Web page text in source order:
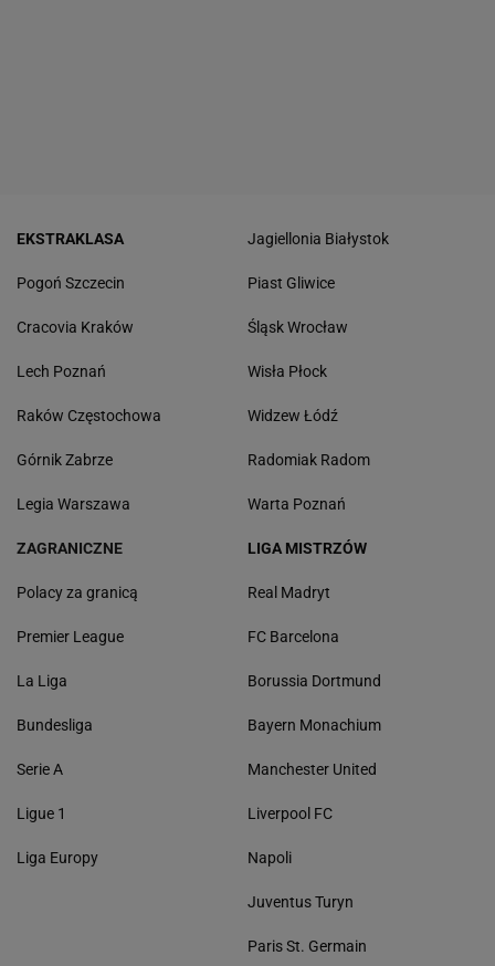
EKSTRAKLASA
Pogoń Szczecin
Cracovia Kraków
Lech Poznań
Raków Częstochowa
Górnik Zabrze
Legia Warszawa
Jagiellonia Białystok
Piast Gliwice
Śląsk Wrocław
Wisła Płock
Widzew Łódź
Radomiak Radom
Warta Poznań
ZAGRANICZNE
Polacy za granicą
Premier League
La Liga
Bundesliga
Serie A
Ligue 1
Liga Europy
LIGA MISTRZÓW
Real Madryt
FC Barcelona
Borussia Dortmund
Bayern Monachium
Manchester United
Liverpool FC
Napoli
Juventus Turyn
Paris St. Germain